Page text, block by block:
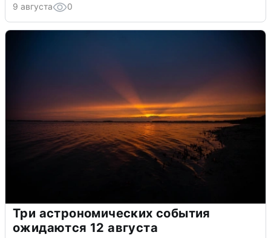
9 августа 0
Три астрономических события
ожидаются 12 августа